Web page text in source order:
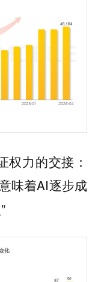
权力的交接：
味着AI逐步成